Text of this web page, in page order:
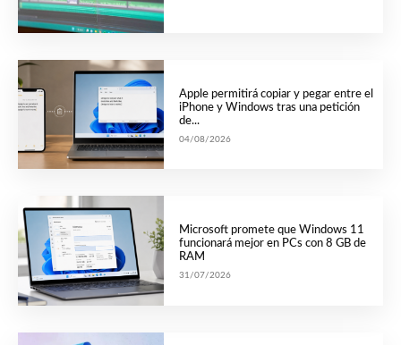
Apple permitirá copiar y pegar entre el
iPhone y Windows tras una petición
de...
04/08/2026
Microsoft promete que Windows 11
funcionará mejor en PCs con 8 GB de
RAM
31/07/2026